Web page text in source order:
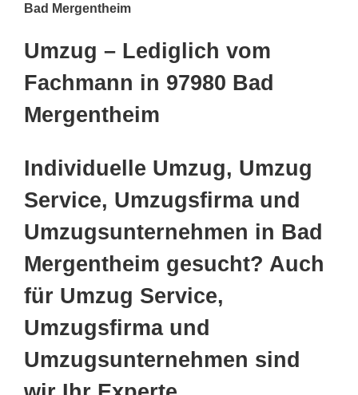
Bad Mergentheim
Umzug – Lediglich vom
Fachmann in 97980 Bad
Mergentheim
Individuelle Umzug, Umzug
Service, Umzugsfirma und
Umzugsunternehmen in Bad
Mergentheim gesucht? Auch
für Umzug Service,
Umzugsfirma und
Umzugsunternehmen sind